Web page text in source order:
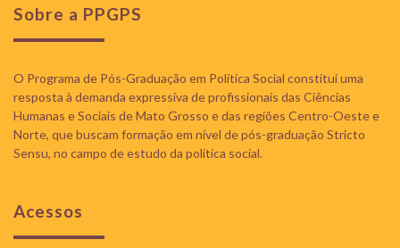
Sobre a PPGPS
O Programa de Pós-Graduação em Política Social constitui uma
resposta à demanda expressiva de profissionais das Ciências
Humanas e Sociais de Mato Grosso e das regiões Centro-Oeste e
Norte, que buscam formação em nível de pós-graduação Stricto
Sensu, no campo de estudo da política social.
Acessos